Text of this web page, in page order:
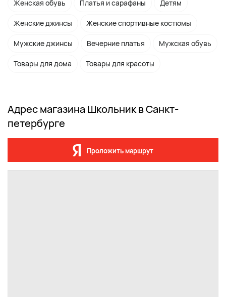
Женская обувь Платья и сарафаны Детям
Женские джинсы Женские спортивные костюмы
Мужские джинсы Вечерние платья Мужская обувь
Товары для дома Товары для красоты
Адрес магазина Школьник в Санкт-
петербурге
Проложить маршрут